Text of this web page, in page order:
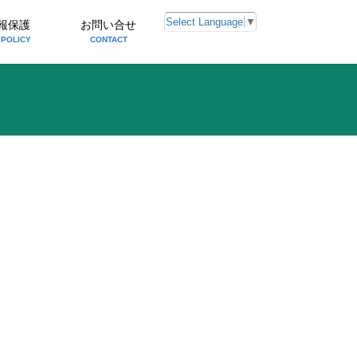
保護 お問い合せ
CONTACT
Select Language ▼